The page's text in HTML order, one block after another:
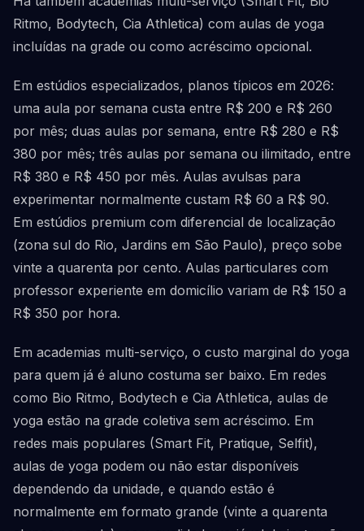
Ritmo, Bodytech, Cia Athletica) com aulas de yoga
incluídas na grade ou como acréscimo opcional.
Em estúdios especializados, planos típicos em 2026:
uma aula por semana custa entre R$ 200 e R$ 260
por mês; duas aulas por semana, entre R$ 280 e R$
380 por mês; três aulas por semana ou ilimitado, entre
R$ 380 e R$ 450 por mês. Aulas avulsas para
experimentar normalmente custam R$ 60 a R$ 90.
Em estúdios premium com diferencial de localização
(zona sul do Rio, Jardins em São Paulo), preço sobe
vinte a quarenta por cento. Aulas particulares com
professor experiente em domicílio variam de R$ 150 a
R$ 350 por hora.
Em academias multi-serviço, o custo marginal do yoga
para quem já é aluno costuma ser baixo. Em redes
como Bio Ritmo, Bodytech e Cia Athletica, aulas de
yoga estão na grade coletiva sem acréscimo. Em
redes mais populares (Smart Fit, Pratique, Selfit),
aulas de yoga podem ou não estar disponíveis
dependendo da unidade, e quando estão é
normalmente em formato grande (vinte a quarenta